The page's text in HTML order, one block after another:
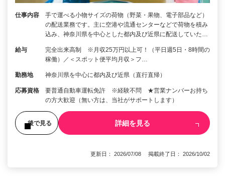
仕事内容
手で運べる小物サイズの荷物（野菜・果物、電子部品など）
の配送業務です。主に空港や流通センターなどで荷物を積み
込み、神奈川県を中心とした都内及び近県に配送していた…
給与
完全出来高制 ※月収25万円以上可！（平日週5日・8時間の
稼働）／＜スポット便平均月収＞フ…
勤務地 神奈川県を中心に都内及び近県（直行直帰）
応募資格
要普通自動車運転免許 ※経験不問 ★営業ナンバーお持ち
の方大歓迎（無い方は、当社がサポートします）
後で見る 詳細を見る
更新日： 2026/07/08 掲載終了日： 2026/10/02